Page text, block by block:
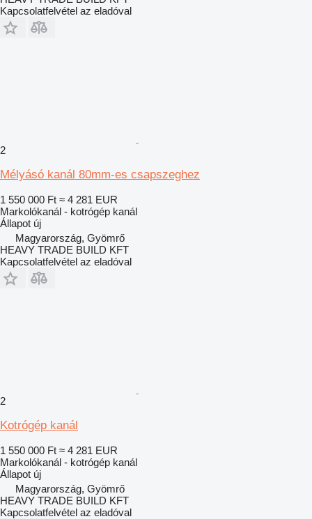
Kapcsolatfelvétel az eladóval
2
Mélyásó kanál 80mm-es csapszeghez
1 550 000 Ft ≈ 4 281 EUR
Markolókanál - kotrógép kanál
Állapot új
Magyarország, Gyömrő
HEAVY TRADE BUILD KFT
Kapcsolatfelvétel az eladóval
2
Kotrógép kanál
1 550 000 Ft ≈ 4 281 EUR
Markolókanál - kotrógép kanál
Állapot új
Magyarország, Gyömrő
HEAVY TRADE BUILD KFT
Kapcsolatfelvétel az eladóval